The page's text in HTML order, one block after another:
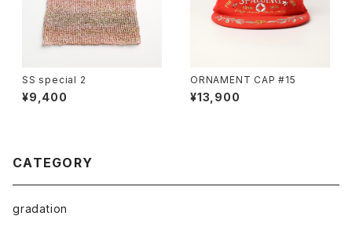
SS special 2
¥9,400
ORNAMENT CAP #15
¥13,900
CATEGORY
gradation